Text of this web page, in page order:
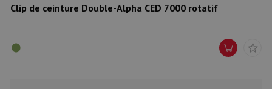
Clip de ceinture Double-Alpha CED 7000 rotatif